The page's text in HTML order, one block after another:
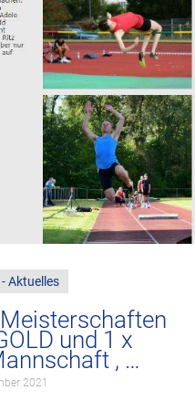
Aktuelles
und 1 x
, …
2021